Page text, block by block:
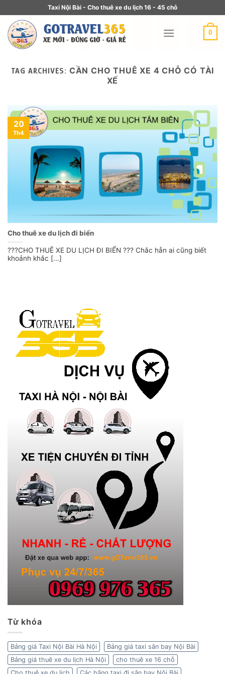
Taxi Nội Bài - Cho thuê xe du lịch 16 - 45 chỗ
0
TAG ARCHIVES: CẦN CHO THUÊ XE 4 CHỖ CÓ TÀI
XẾ
Cho thuê xe du lịch đi biển
???CHO THUÊ XE DU LỊCH ĐI BIỂN ??? Chắc hẳn ai cũng biết
khoảnh khắc [...]
20
Th4
Từ khóa
Bảng giá Taxi Nội Bài Hà Nội
Bảng giá taxi sân bay Nội Bài
Bảng giá thuê xe du lịch Hà Nội
cho thuê xe 16 chỗ